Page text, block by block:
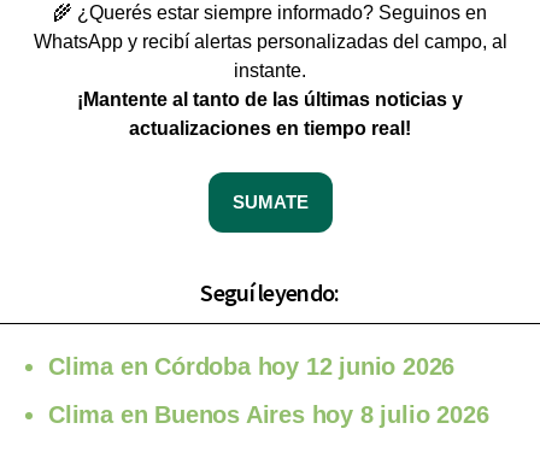
🌾 ¿Querés estar siempre informado? Seguinos en
WhatsApp y recibí alertas personalizadas del campo, al
instante.
¡Mantente al tanto de las últimas noticias y
actualizaciones en tiempo real!
SUMATE
Seguí leyendo:
Clima en Córdoba hoy 12 junio 2026
Clima en Buenos Aires hoy 8 julio 2026